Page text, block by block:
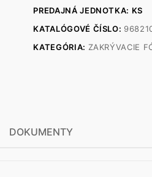
PREDAJNÁ JEDNOTKA: KS
KATALÓGOVÉ ČÍSLO:
KATEGÓRIA: ZAKRÝVACIE
DOKUMENTY